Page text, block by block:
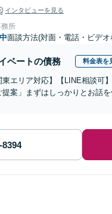
インタビューを見る
所
面談方法(対面・電話・ビデ
ベートの債務 料金表を
東エリア対応】【LINE相談
案」まずはしっかりとお話